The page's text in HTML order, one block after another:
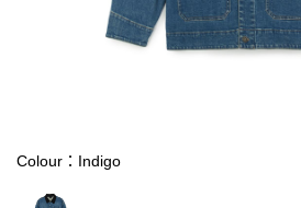
Colour：Indigo